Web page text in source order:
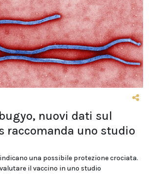
nuovi dati sul
raccomanda uno studio
una possibile protezione crociata.
il vaccino in uno studio